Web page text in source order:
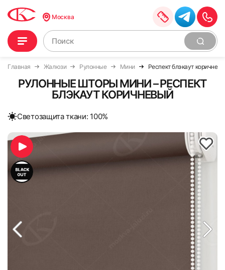
Москва
Главная Жалюзи Рулонные Мини Респект блэкаут
РУЛОННЫЕ ШТОРЫ МИНИ – РЕСПЕКТ
БЛЭКАУТ КОРИЧНЕВЫЙ
Cветозащита ткани: 100%